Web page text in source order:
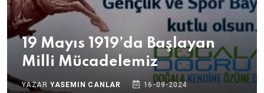
19 Mayıs 1919’da Başlayan
Milli Mücadelemiz
YAZAR YASEMIN CANLAR 16-09-2024